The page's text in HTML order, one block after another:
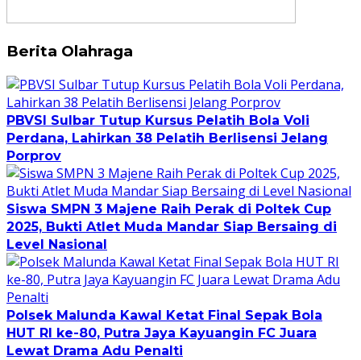
Berita Olahraga
PBVSI Sulbar Tutup Kursus Pelatih Bola Voli
Perdana, Lahirkan 38 Pelatih Berlisensi Jelang
Porprov
Siswa SMPN 3 Majene Raih Perak di Poltek Cup
2025, Bukti Atlet Muda Mandar Siap Bersaing di
Level Nasional
Polsek Malunda Kawal Ketat Final Sepak Bola
HUT RI ke-80, Putra Jaya Kayuangin FC Juara
Lewat Drama Adu Penalti